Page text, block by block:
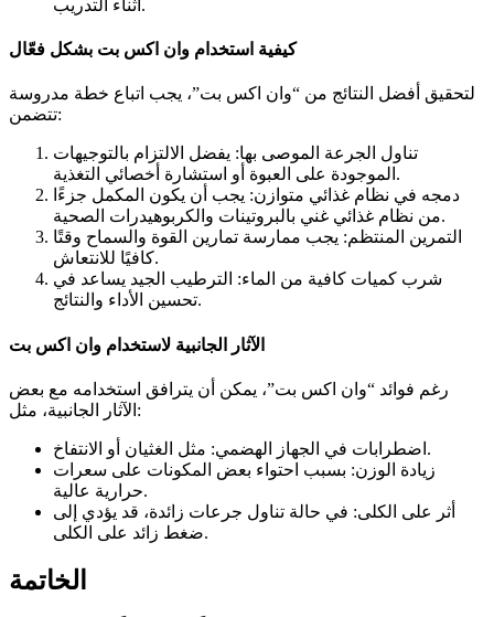
أثناء التدريب.
كيفية استخدام وان اكس بت بشكل فعّال
لتحقيق أفضل النتائج من “وان اكس بت”، يجب اتباع خطة مدروسة
تتضمن:
تناول الجرعة الموصى بها: يفضل الالتزام بالتوجيهات
الموجودة على العبوة أو استشارة أخصائي التغذية.
دمجه في نظام غذائي متوازن: يجب أن يكون المكمل جزءًا
من نظام غذائي غني بالبروتينات والكربوهيدرات الصحية.
التمرين المنتظم: يجب ممارسة تمارين القوة والسماح وقتًا
كافيًا للانتعاش.
شرب كميات كافية من الماء: الترطيب الجيد يساعد في
تحسين الأداء والنتائج.
الآثار الجانبية لاستخدام وان اكس بت
رغم فوائد “وان اكس بت”، يمكن أن يترافق استخدامه مع بعض
الآثار الجانبية، مثل:
اضطرابات في الجهاز الهضمي: مثل الغثيان أو الانتفاخ.
زيادة الوزن: بسبب احتواء بعض المكونات على سعرات
حرارية عالية.
أثر على الكلى: في حالة تناول جرعات زائدة، قد يؤدي إلى
ضغط زائد على الكلى.
الخاتمة